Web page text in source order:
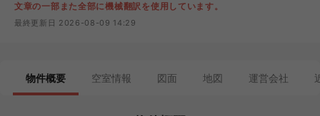
文章の一部また全部に機械翻訳を使用しています。
最終更新日 2026-08-09 14:29
物件概要 空室情報 図面 地図 運営会社